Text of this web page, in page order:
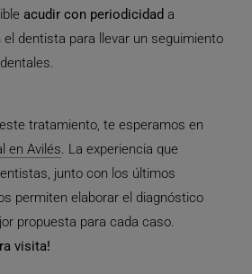
acudir con periodicidad a
el dentista para llevar un seguimiento
tratamiento, te esperamos en
en Avilés. La experiencia que
junto con los últimos
permiten elaborar el diagnóstico
propuesta para cada caso.
visita!